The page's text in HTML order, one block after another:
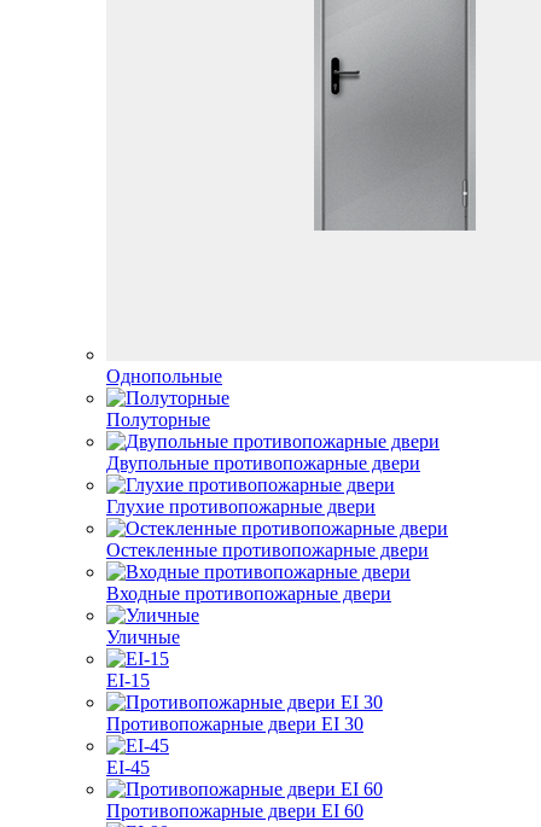
Однопольные
Полуторные
Двупольные противопожарные двери
Глухие противопожарные двери
Остекленные противопожарные двери
Входные противопожарные двери
Уличные
EI-15
Противопожарные двери EI 30
EI-45
Противопожарные двери EI 60